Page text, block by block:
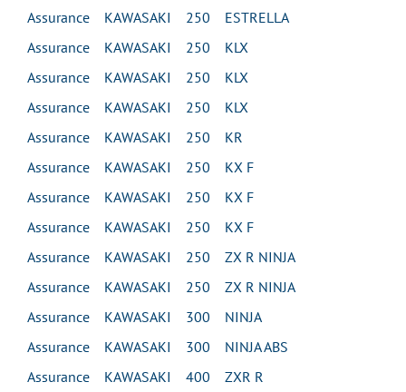
Assurance KAWASAKI 250 ESTRELLA
Assurance KAWASAKI 250 KLX
Assurance KAWASAKI 250 KLX
Assurance KAWASAKI 250 KLX
Assurance KAWASAKI 250 KR
Assurance KAWASAKI 250 KX F
Assurance KAWASAKI 250 KX F
Assurance KAWASAKI 250 KX F
Assurance KAWASAKI 250 ZX R NINJA
Assurance KAWASAKI 250 ZX R NINJA
Assurance KAWASAKI 300 NINJA
Assurance KAWASAKI 300 NINJA ABS
Assurance KAWASAKI 400 ZXR R